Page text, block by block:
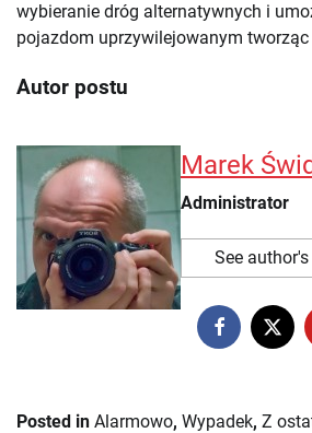
wybieranie dróg alternatywnych i
pojazdom uprzywilejowanym
Autor postu
Marek
Administrator
See
Posted in Alarmowo, Wypadek, Z